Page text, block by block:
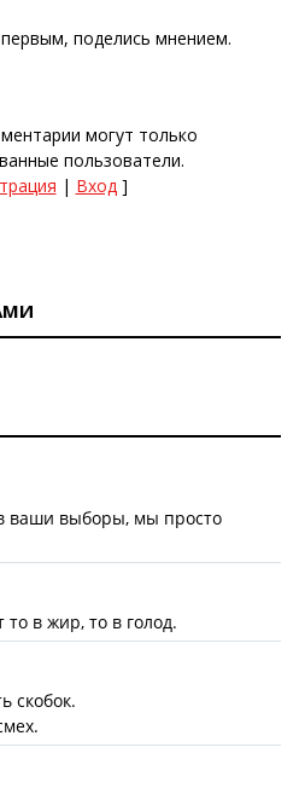
поделись мнением.
могут только
пользователи.
| Вход]